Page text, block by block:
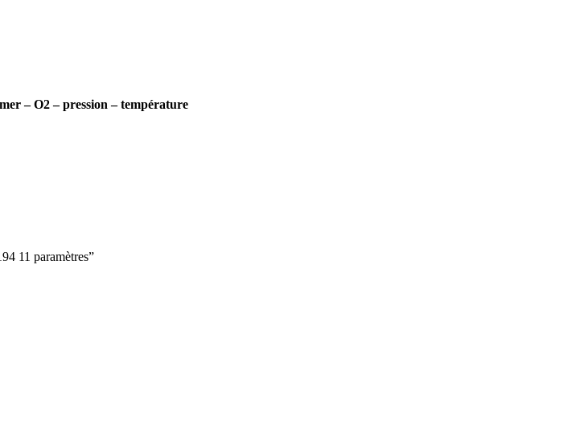
– O2 – pression – température
11 paramètres”